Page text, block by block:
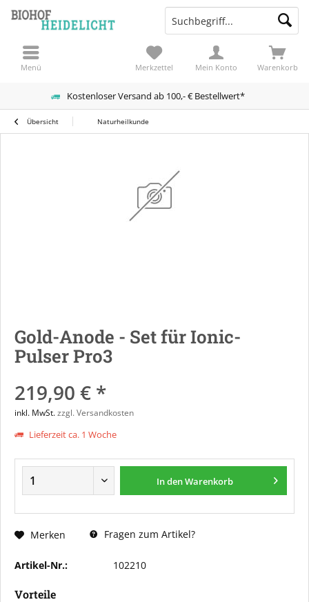
Kostenloser Versand ab 100,- € Bestellwert*
Warenkorb
Merkzettel Mein Konto
Menü
Übersicht Naturheilkunde
Gold-Anode - Set für Ionic-
Pulser Pro3
219,90 € *
inkl. MwSt.zzgl. Versandkosten
Lieferzeit ca. 1 Woche
In denWarenkorb
Merken Fragen zum Artikel?
Artikel-Nr.: 102210
Vorteile